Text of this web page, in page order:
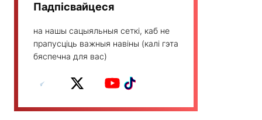
Падпісвайцеся
на нашы сацыяльныя сеткі, каб не
прапусціць важныя навіны (калі гэта
бяспечна для вас)